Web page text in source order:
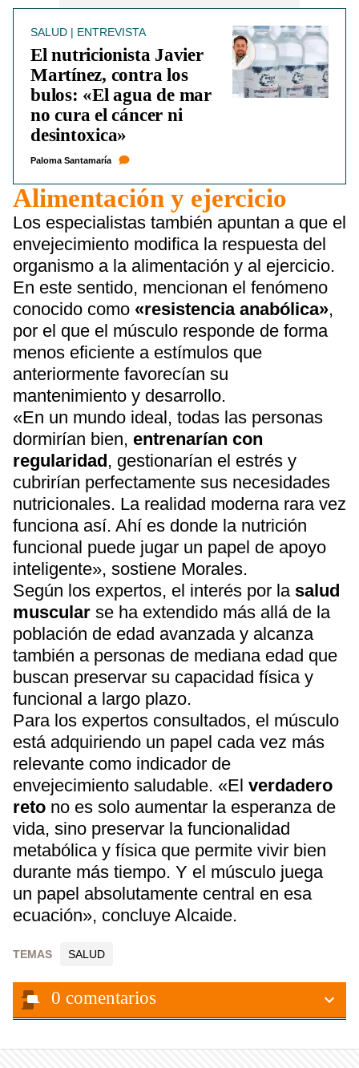
SALUD | ENTREVISTA
El nutricionista Javier
Martínez, contra los
bulos: «El agua de mar
no cura el cáncer ni
desintoxica»
Paloma Santamaría
Alimentación y ejercicio
Los especialistas también apuntan a que el
envejecimiento modifica la respuesta del
organismo a la alimentación y al ejercicio.
En este sentido, mencionan el fenómeno
conocido como «resistencia anabólica»,
por el que el músculo responde de forma
menos eficiente a estímulos que
anteriormente favorecían su
mantenimiento y desarrollo.
«En un mundo ideal, todas las personas
dormirían bien, entrenarían con
regularidad, gestionarían el estrés y
cubrirían perfectamente sus necesidades
nutricionales. La realidad moderna rara vez
funciona así. Ahí es donde la nutrición
funcional puede jugar un papel de apoyo
inteligente», sostiene Morales.
Según los expertos, el interés por la salud
muscular se ha extendido más allá de la
población de edad avanzada y alcanza
también a personas de mediana edad que
buscan preservar su capacidad física y
funcional a largo plazo.
Para los expertos consultados, el músculo
está adquiriendo un papel cada vez más
relevante como indicador de
envejecimiento saludable. «El verdadero
reto no es solo aumentar la esperanza de
vida, sino preservar la funcionalidad
metabólica y física que permite vivir bien
durante más tiempo. Y el músculo juega
un papel absolutamente central en esa
ecuación», concluye Alcaide.
TEMAS SALUD
0 comentarios